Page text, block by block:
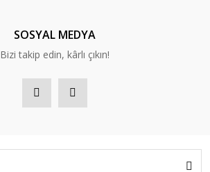
SOSYAL MEDYA
Bizi takip edin, kârlı çıkın!